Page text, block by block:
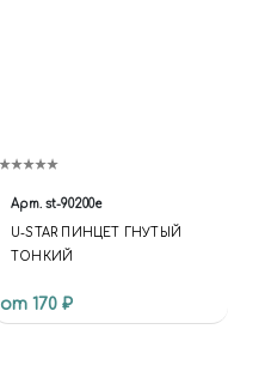
Арт. st-90200e
U-STAR ПИНЦЕТ ГНУТЫЙ
ТОНКИЙ
от 170 ₽